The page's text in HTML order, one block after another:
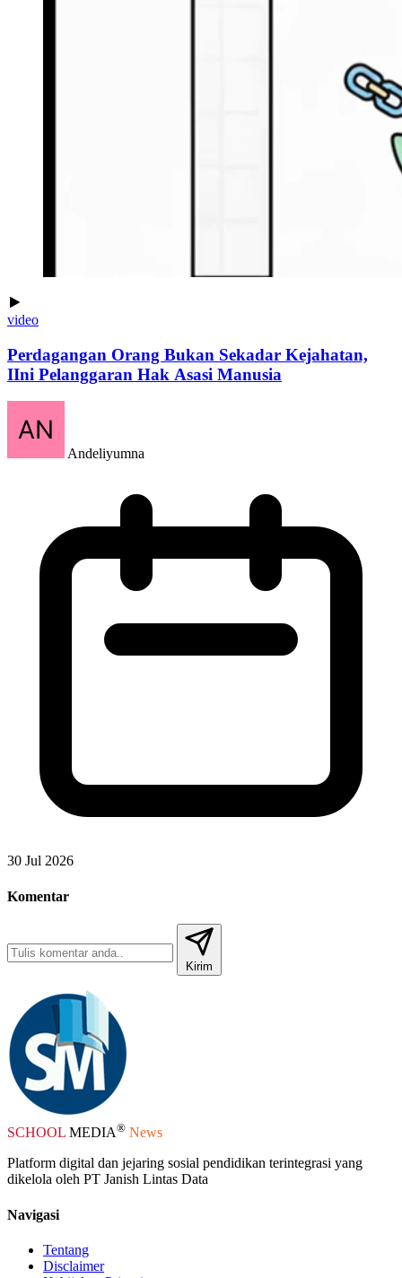
video
Perdagangan Orang Bukan Sekadar Kejahatan,
IIni Pelanggaran Hak Asasi Manusia
Andeliyumna
30 Jul 2026
Komentar
Kirim
SCHOOL MEDIA® News
Platform digital dan jejaring sosial pendidikan terintegrasi yang
dikelola oleh PT Janish Lintas Data
Navigasi
Tentang
Disclaimer